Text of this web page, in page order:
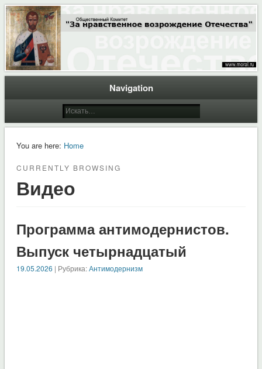
Moral.Ru
Общественный Комитет "За нравственное возрождение Отечества"
Navigation
You are here: Home
CURRENTLY BROWSING
Видео
Программа антимодернистов.
Выпуск четырнадцатый
19.05.2026 | Рубрика:Антимодернизм